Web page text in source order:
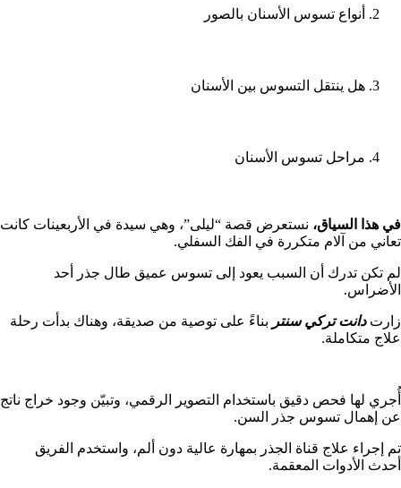
أنواع تسوس الأسنان بالصور
هل ينتقل التسوس بين الأسنان
مراحل تسوس الأسنان
في هذا السياق، نستعرض قصة “ليلى”، وهي سيدة في الأربعينات كانت
تعاني من آلام متكررة في الفك السفلي.
لم تكن تدرك أن السبب يعود إلى تسوس عميق طال جذر أحد
الأضراس.
زارتدانت تركي سنتر بناءً على توصية من صديقة، وهناك بدأت رحلة
علاج متكاملة.
أُجري لها فحص دقيق باستخدام التصوير الرقمي، وتبيّن وجود خراج ناتج
عن إهمال تسوس جذر السن.
تم إجراء علاج قناة الجذر بمهارة عالية دون ألم، واستخدم الفريق
أحدث الأدوات المعقمة.